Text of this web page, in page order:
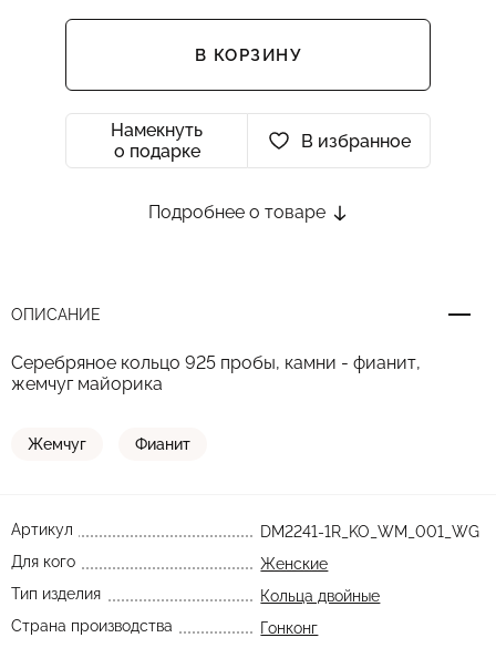
В КОРЗИНУ
Намекнуть
о подарке
В избранное
Подробнее о товаре
ОПИСАНИЕ
Серебряное кольцо 925 пробы, камни - фианит,
жемчуг майорика
Жемчуг Фианит
Артикул
DM2241-1R_KO_WM_001_WG
Для кого
Женские
Тип изделия
Кольца двойные
Страна производства
Гонконг